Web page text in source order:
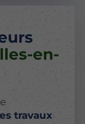
en-
travaux